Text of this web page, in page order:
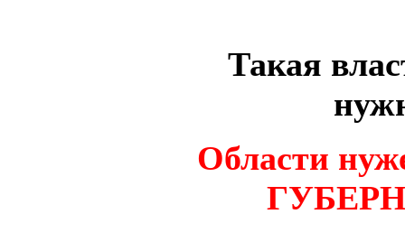
Такая
Области